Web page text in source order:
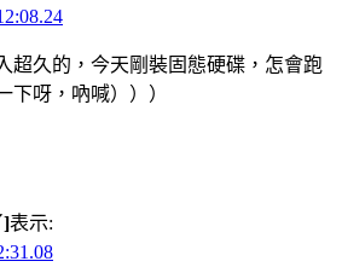
超久的，今天剛裝固態硬碟，怎會跑
下呀，吶喊）））
]表示: